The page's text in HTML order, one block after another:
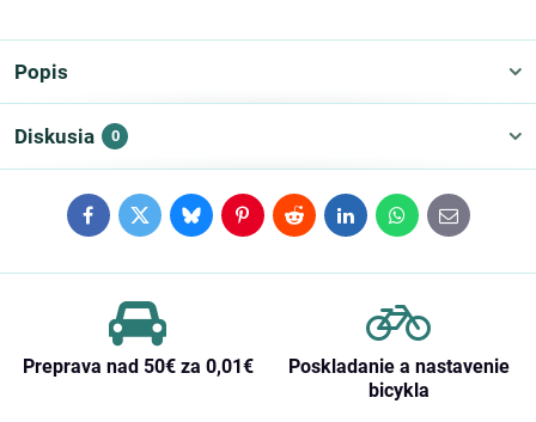
Popis
Diskusia 0
FacebookTwitterBlueskyPinterestRedditLinkedInWhatsApp
E-
mail
Preprava nad 50€ za 0,01€
Poskladanie a nastavenie
bicykla